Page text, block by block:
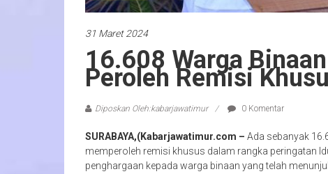
31 Maret 2024
16.608 Warga
Peroleh Remisi
Diposkan Oleh:kabarjawatimur 0 Komentar
SURABAYA,(Kabarjawatimur.com – Ada sebanyak
memperoleh remisi khusus dalam rangka peringatan
penghargaan kepada warga binaan yang telah